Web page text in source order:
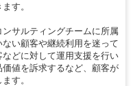
す。
ンサルティングチームに所属
い顧客や継続利用を迷って
どに対して運用支援を行い
値を訴求するなど、顧客が
す。